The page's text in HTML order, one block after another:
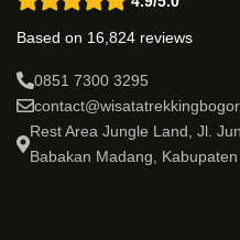
Based on 16,824 reviews
0851 7300 3295
Rest Area Jungle Land, Jl.
Babakan Madang,